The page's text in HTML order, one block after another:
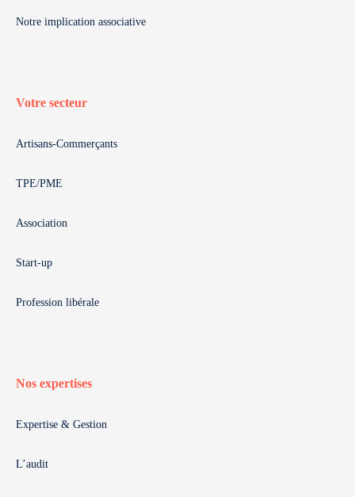
Notre implication associative
Votre secteur
Artisans-Commerçants
TPE/PME
Association
Start-up
Profession libérale
Nos expertises
Expertise & Gestion
L’audit